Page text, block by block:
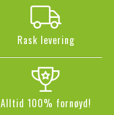
Rask levering
Alltid 100% fornøyd!